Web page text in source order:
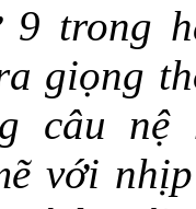
trong
giọng
câu
với